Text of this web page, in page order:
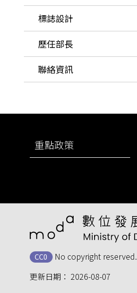
標誌設計
歷任部長
聯絡資訊
重點政策
CC0
No copyright reserved.
更新日期： 2026-08-07